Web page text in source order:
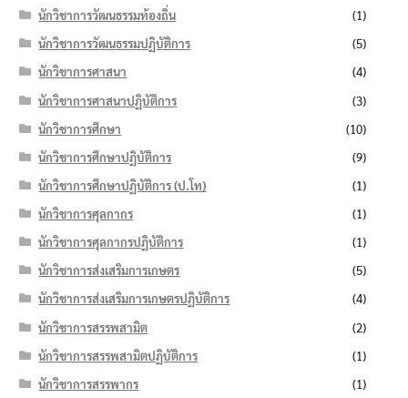
นักวิชาการวัฒนธรรมท้องถิ่น
(1)
นักวิชาการวัฒนธรรมปฏิบัติการ
(5)
นักวิชาการศาสนา
(4)
นักวิชาการศาสนาปฏิบัติการ
(3)
นักวิชาการศึกษา
(10)
นักวิชาการศึกษาปฏิบัติการ
(9)
นักวิชาการศึกษาปฏิบัติการ (ป.โท)
(1)
นักวิชาการศุลกากร
(1)
นักวิชาการศุลกากรปฏิบัติการ
(1)
นักวิชาการส่งเสริมการเกษตร
(5)
นักวิชาการส่งเสริมการเกษตรปฏิบัติการ
(4)
นักวิชาการสรรพสามิต
(2)
นักวิชาการสรรพสามิตปฏิบัติการ
(1)
นักวิชาการสรรพากร
(1)